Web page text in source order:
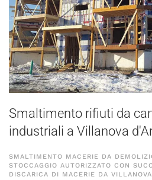
Smaltimento rifiuti da
industriali a Villanova
SMALTIMENTO MACERIE DA
STOCCAGGIO AUTORIZZATO CON
DISCARICA DI MACERIE DA